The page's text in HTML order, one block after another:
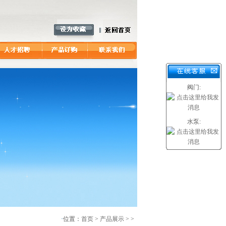
·位置： 首页 > 产品展示 > >
阀门:
水泵: